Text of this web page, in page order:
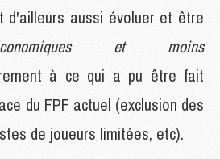
d'ailleurs aussi évoluer et être
et moins
à ce qui a pu être fait
du FPF actuel (exclusion des
de joueurs limitées, etc).